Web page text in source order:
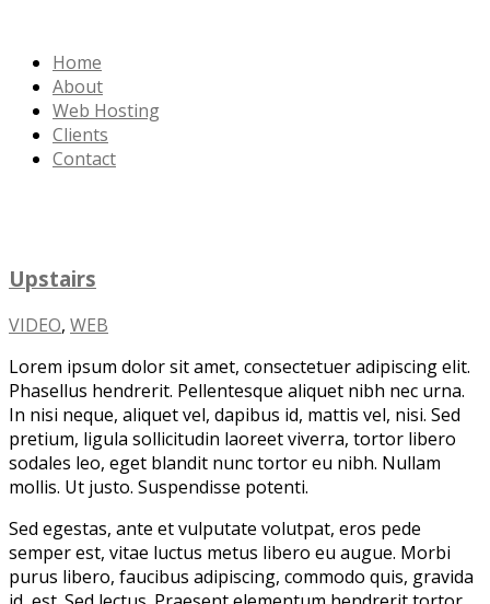
Home
About
Web Hosting
Clients
Contact
Upstairs
VIDEO, WEB
Lorem ipsum dolor sit amet, consectetuer adipiscing elit.
Phasellus hendrerit. Pellentesque aliquet nibh nec urna.
In nisi neque, aliquet vel, dapibus id, mattis vel, nisi. Sed
pretium, ligula sollicitudin laoreet viverra, tortor libero
sodales leo, eget blandit nunc tortor eu nibh. Nullam
mollis. Ut justo. Suspendisse potenti.
Sed egestas, ante et vulputate volutpat, eros pede
semper est, vitae luctus metus libero eu augue. Morbi
purus libero, faucibus adipiscing, commodo quis, gravida